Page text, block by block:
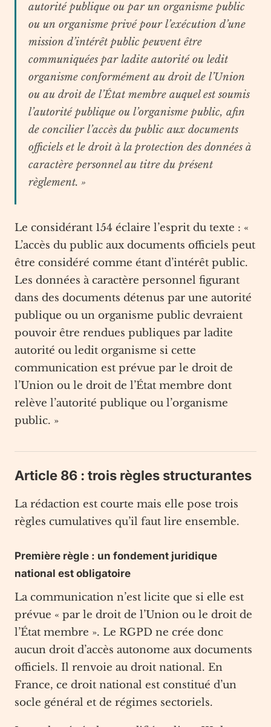
autorité publique ou par un organisme public
ou un organisme privé pour l’exécution d’une
mission d’intérêt public peuvent être
communiquées par ladite autorité ou ledit
organisme conformément au droit de l’Union
ou au droit de l’État membre auquel est soumis
l’autorité publique ou l’organisme public, afin
de concilier l’accès du public aux documents
officiels et le droit à la protection des données à
caractère personnel au titre du présent
règlement. »
Le considérant 154 éclaire l’esprit du texte : «
L’accès du public aux documents officiels peut
être considéré comme étant d’intérêt public.
Les données à caractère personnel figurant
dans des documents détenus par une autorité
publique ou un organisme public devraient
pouvoir être rendues publiques par ladite
autorité ou ledit organisme si cette
communication est prévue par le droit de
l’Union ou le droit de l’État membre dont
relève l’autorité publique ou l’organisme
public. »
Article 86 : trois règles structurantes
La rédaction est courte mais elle pose trois
règles cumulatives qu’il faut lire ensemble.
Première règle : un fondement juridique
national est obligatoire
La communication n’est licite que si elle est
prévue « par le droit de l’Union ou le droit de
l’État membre ». Le RGPD ne crée donc
aucun droit d’accès autonome aux documents
officiels. Il renvoie au droit national. En
France, ce droit national est constitué d’un
socle général et de régimes sectoriels.